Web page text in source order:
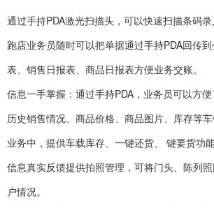
通过手持PDA激光扫描头，可以快速扫描条码录
跑店业务员随时可以把单据通过手持PDA回传
表、销售日报表、商品日报表方便业务交账。
信息一手掌握：通过手持PDA，业务员可以方
历史销售情况、商品价格、商品图片、库存等
业务中，提供车载库存、一键还货、 键要货功能
信息真实反馈提供拍照管理，可将门头、陈列
户情况。